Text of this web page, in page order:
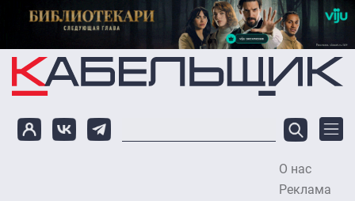
Перейти к основному содержанию
О нас
Реклама